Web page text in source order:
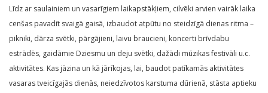
Līdz ar saulainiem un vasarīgiem laikapstākļiem, cilvēki arvien vairāk laika
cenšas pavadīt svaigā gaisā, izbaudot atpūtu no steidzīgā dienas ritma –
pikniki, dārza svētki, pārgājieni, laivu braucieni, koncerti brīvdabu
estrādēs, gaidāmie Dziesmu un deju svētki, dažādi mūzikas festivāli u.c.
aktivitātes. Kas jāzina un kā jārīkojas, lai, baudot patīkamās aktivitātes
vasaras tveicīgajās dienās, neiedzīvotos karstuma dūrienā, stāsta aptieku